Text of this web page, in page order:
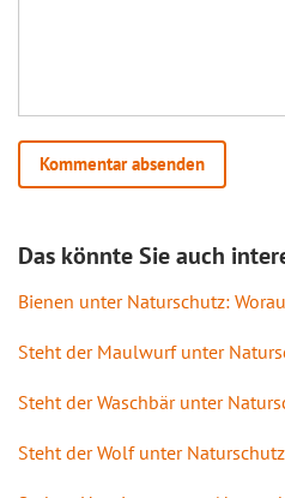
Das könnte Sie auch
Bienen unter Naturschutz:
Steht der Maulwurf unter
Steht der Waschbär unter
Steht der Wolf unter